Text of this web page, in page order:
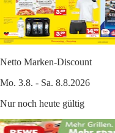
Netto Marken-Discount
Mo. 3.8. - Sa. 8.8.2026
Nur noch heute gültig